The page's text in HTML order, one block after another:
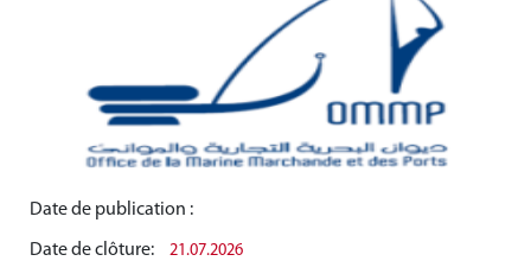
Date de publication :
Date de clôture: 21.07.2026